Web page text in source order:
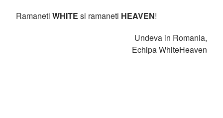
Ramaneti WHITE si ramaneti HEAVEN!
Undeva in Romania,
Echipa WhiteHeaven